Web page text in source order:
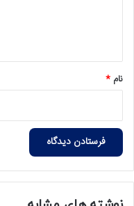
نام *